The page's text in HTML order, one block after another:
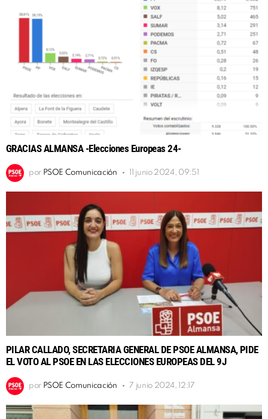
GRACIAS ALMANSA -Elecciones Europeas 24-
por PSOE Comunicación 11 junio 2024, 09:51
PILAR CALLADO, SECRETARIA GENERAL DE PSOE ALMANSA, PIDE
EL VOTO AL PSOE EN LAS ELECCIONES EUROPEAS DEL 9J
por PSOE Comunicación 7 junio 2024, 12:17